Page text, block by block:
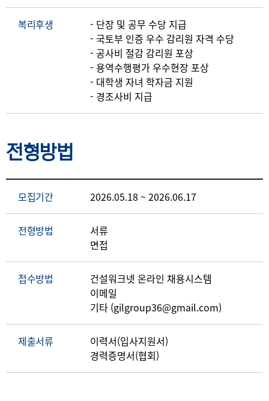
복리후생
- 단장 및 공무 수당 지급
- 국토부 인증 우수 감리원 자격 수당
- 공사비 절감 감리원 포상
- 용역수행평가 우수현장 포상
- 대학생 자녀 학자금 지원
- 경조사비 지급
전형방법
모집기간 2026.05.18 ~ 2026.06.17
전형방법
서류
면접
접수방법
건설워크넷 온라인 채용시스템
이메일
기타 (gilgroup36@gmail.com)
제출서류
이력서(입사지원서)
경력증명서(협회)